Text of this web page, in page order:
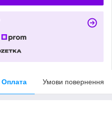
Оплата Умови повернення